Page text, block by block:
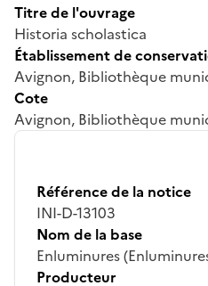
Titre de l'ouvrage
Historia scholastica
Établissement de
Avignon, Bibliothèque
Cote
Avignon, Bibliothèque
Référence de la notice
INI-D-13103
Nom de la base
Enluminures
Producteur